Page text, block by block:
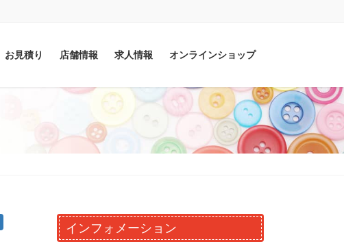
お見積り 店舗情報 求人情報 オンラインショップ
インフォメーション